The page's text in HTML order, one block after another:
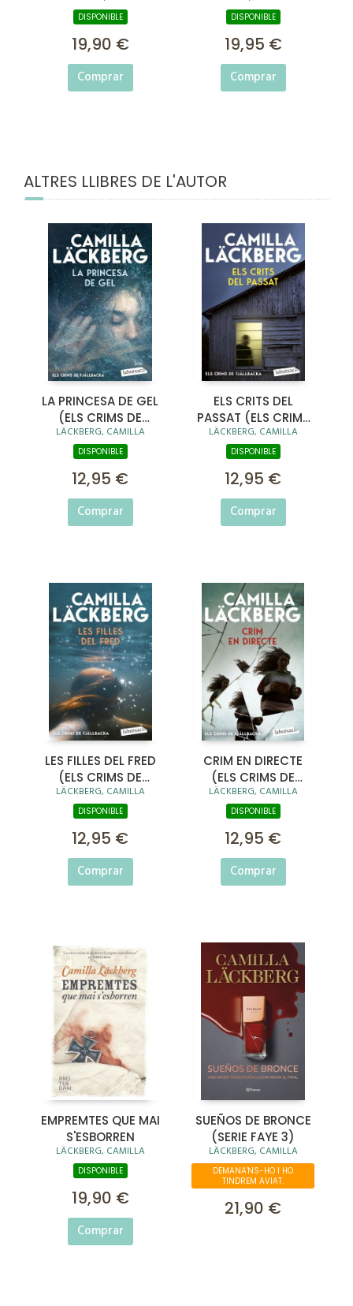
DISPONIBLE
19,90 €
Comprar
DISPONIBLE
19,95 €
Comprar
ALTRES LLIBRES DE L'AUTOR
LA PRINCESA DE GEL
(ELS CRIMS DE
FJÄLLBACKA)
LÄCKBERG, CAMILLA
DISPONIBLE
12,95 €
Comprar
ELS CRITS DEL
PASSAT (ELS CRIMS
DE FJÄLLBACKA)
LÄCKBERG, CAMILLA
DISPONIBLE
12,95 €
Comprar
LES FILLES DEL FRED
(ELS CRIMS DE
FJÄLLBACKA)
LÄCKBERG, CAMILLA
DISPONIBLE
12,95 €
Comprar
CRIM EN DIRECTE
(ELS CRIMS DE
FJÄLLBACKA)
LÄCKBERG, CAMILLA
DISPONIBLE
12,95 €
Comprar
EMPREMTES QUE MAI
S'ESBORREN
LÄCKBERG, CAMILLA
DISPONIBLE
19,90 €
Comprar
SUEÑOS DE BRONCE
(SERIE FAYE 3)
LÄCKBERG, CAMILLA
DEMANA'NS-HO I HO
TINDREM AVIAT.
21,90 €